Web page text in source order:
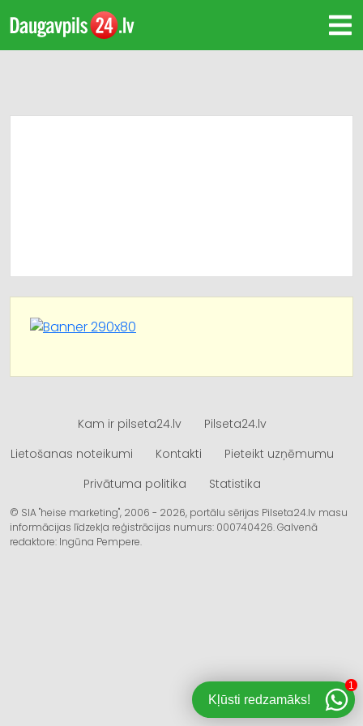
Kam ir pilseta24.lv
Pilseta24.lv
Lietošanas noteikumi
Kontakti
Pieteikt uzņēmumu
Privātuma politika
Statistika
© SIA "heise marketing", 2006 - 2026, portālu sērijas Pilseta24.lv masu
informācijas līdzekļa reģistrācijas numurs: 000740426. Galvenā
redaktore: Ingūna Pempere.
Kļūsti redzamāks!
1